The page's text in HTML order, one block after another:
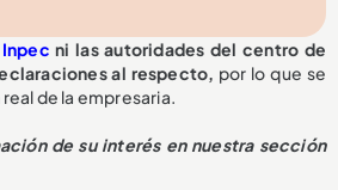
Inpec ni las autoridades del centro de
al respecto, por lo que se
de la empresaria.
de su interés en nuestra sección